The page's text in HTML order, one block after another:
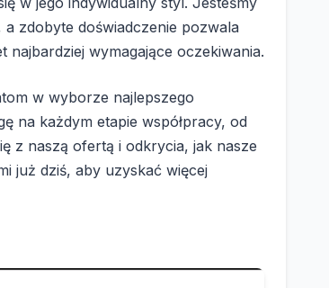
zdobyte doświadczenie pozwala
wymagające oczekiwania.
w wyborze najlepszego
na każdym etapie współpracy, od
z naszą ofertą i odkrycia, jak nasze
już dziś, aby uzyskać więcej